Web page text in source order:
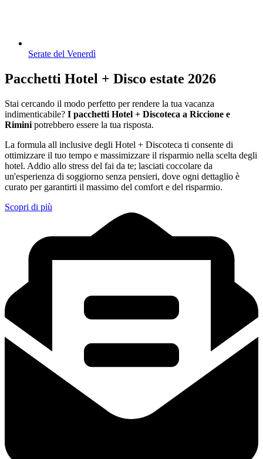
Serate del Venerdì
Pacchetti Hotel + Disco estate 2026
Stai cercando il modo perfetto per rendere la tua vacanza
indimenticabile? I pacchetti Hotel + Discoteca a Riccione e
Rimini potrebbero essere la tua risposta.
La formula all inclusive degli Hotel + Discoteca ti consente di
ottimizzare il tuo tempo e massimizzare il risparmio nella scelta degli
hotel. Addio allo stress del fai da te; lasciati coccolare da
un'esperienza di soggiorno senza pensieri, dove ogni dettaglio è
curato per garantirti il massimo del comfort e del risparmio.
Scopri di più